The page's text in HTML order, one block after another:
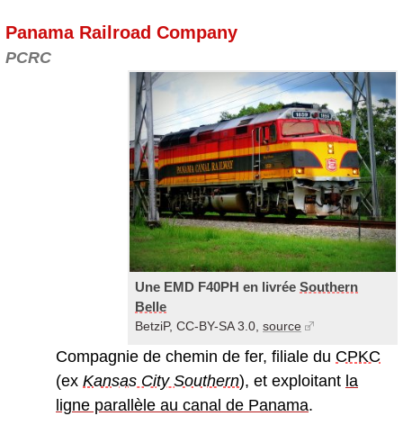
Panama Railroad Company
PCRC
Une EMD F40PH en livrée Southern
Belle
BetziP, CC-BY-SA 3.0, source
Compagnie de chemin de fer, filiale du CPKC
(ex Kansas City Southern), et exploitant la
ligne parallèle au canal de Panama.